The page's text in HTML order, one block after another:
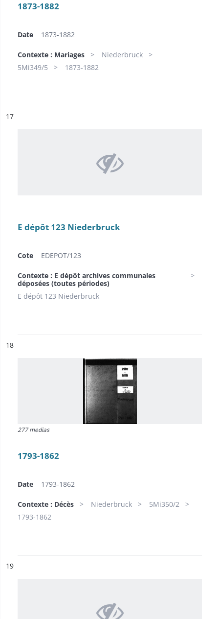
1873-1882
Date 1873-1882
Contexte : Mariages
Niederbruck
5Mi349/5
1873-1882
n°
17
E dépôt 123 Niederbruck
Cote EDEPOT/123
Contexte : E dépôt archives communales
déposées (toutes périodes)
E dépôt 123 Niederbruck
n°
18
277 medias
1793-1862
Date 1793-1862
Contexte : Décès Niederbruck
5Mi350/2
1793-1862
n°
19